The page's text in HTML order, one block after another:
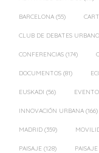
BARCELONA (55)
CLUB DE DEBATES
CONFERENCIAS (174)
DOCUMENTOS (81)
EUSKADI (56)
INNOVACIÓN URBANA (166)
MADRID (359)
PAISAJE (128)